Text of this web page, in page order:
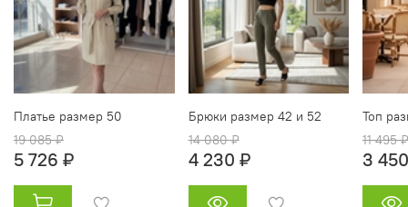
Платье размер 50
19 085 ₽
5 726 ₽
Брюки размер 42 и 52
14 080 ₽
4 230 ₽
Топ
11 495 ₽
3